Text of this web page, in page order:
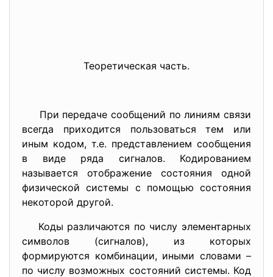
Теоретическая часть.
При передаче сообщений по линиям связи
всегда приходится пользоваться тем или
иным кодом, т.е. представлением сообщения
в виде ряда сигналов. Кодированием
называется отображение состояния одной
физической системы с помощью состояния
некоторой другой.
Коды различаются по числу элементарных
символов (сигналов), из которых
формируются комбинации, иными словами –
по числу возможных состояний системы. Код